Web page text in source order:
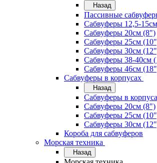
Назад
Пассивные
Сабвуферы 12,5-
Сабвуферы 20см (8")
Сабвуферы 25см
Сабвуферы 30см
Сабвуферы 38-40см
Сабвуферы 46см
Сабвуферы в корпусах
Назад
Сабвуферы в
Сабвуферы 20см (8")
Сабвуферы 25см
Сабвуферы 30см
Короба для сабвуферов
Морская техника
Назад